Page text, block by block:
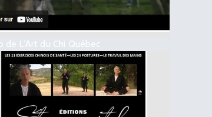
de L’Art du Chi Québec